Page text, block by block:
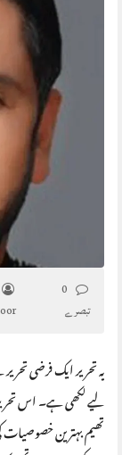
0
تبصرے
یہ تحریر ایک فرضی
لیے لکھی ہے۔ اس
تھیم بہترین